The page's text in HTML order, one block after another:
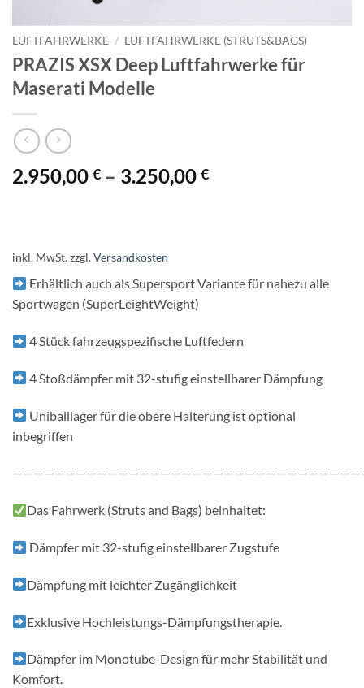
LUFTFAHRWERKE / LUFTFAHRWERKE (STRUTS&BAGS)
PRAZIS XSX Deep Luftfahrwerke für
Maserati Modelle
2.950,00 € – 3.250,00 €
inkl. MwSt.zzgl.Versandkosten
Erhältlich auch als Supersport Variante für nahezu alle
Sportwagen (SuperLeightWeight)
4 Stück fahrzeugspezifische Luftfedern
4 Stoßdämpfer mit 32-stufig einstellbarer Dämpfung
Uniballlager für die obere Halterung ist optional
inbegriffen
Das Fahrwerk (Struts and Bags) beinhaltet:
Dämpfer mit 32-stufig einstellbarer Zugstufe
Dämpfung mit leichter Zugänglichkeit
Exklusive Hochleistungs-Dämpfungstherapie.
Dämpfer im Monotube-Design für mehr Stabilität und
Komfort.